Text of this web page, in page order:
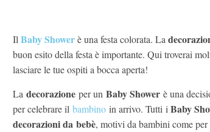
Il Baby Showerè una festa colorata. La
buon esito della festa è importante. Qui troverai
lasciare le tue ospiti a bocca aperta!
La decorazione per un Baby Shower è una
per celebrare il bambino in arrivo. Tutti i Baby
decorazioni da bebè, motivi da bambini come